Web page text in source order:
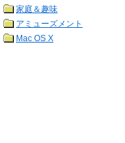
家庭＆趣味
アミューズメント
Mac OS X